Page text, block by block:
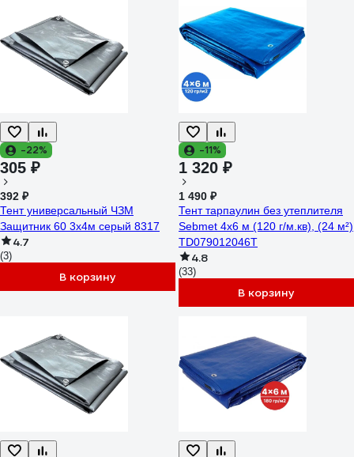
-22%
305 ₽
392 ₽
Тент универсальный ЧЗМ
Защитник 60 3х4м серый 8317
4.7
(3)
В корзину
-11%
1 320 ₽
1 490 ₽
Тент тарпаулин без утеплителя
Sebmet 4x6 м (120 г/м.кв), (24 м²)
TD079012046Т
4.8
(33)
В корзину